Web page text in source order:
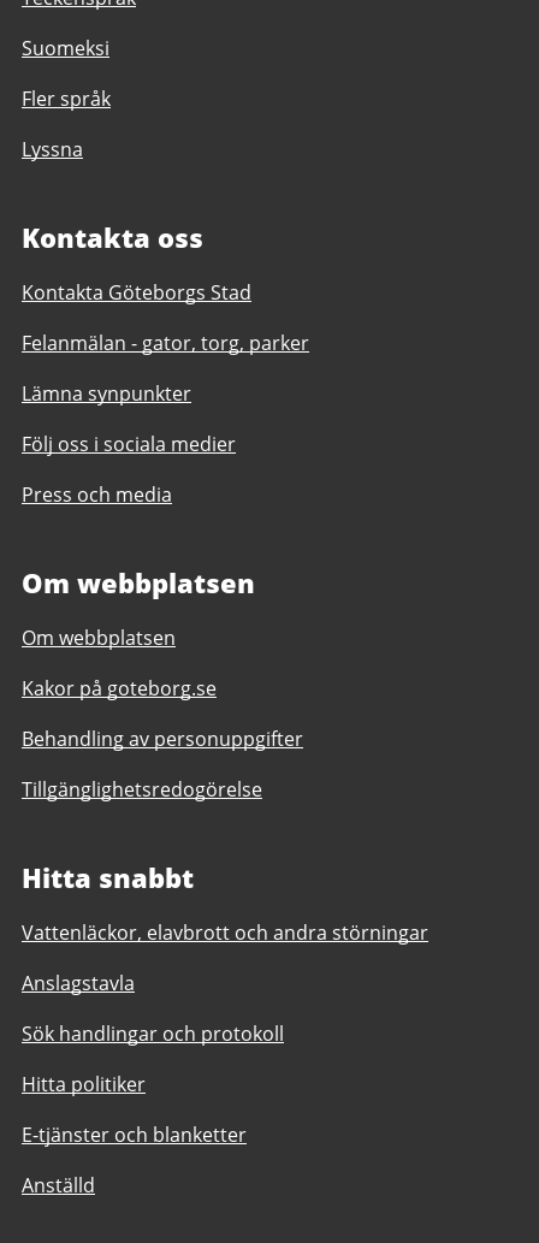
Suomeksi
Fler språk
Lyssna
Kontakta oss
Kontakta Göteborgs Stad
Felanmälan - gator, torg, parker
Lämna synpunkter
Följ oss i sociala medier
Press och media
Om webbplatsen
Om webbplatsen
Kakor på goteborg.se
Behandling av personuppgifter
Tillgänglighetsredogörelse
Hitta snabbt
Vattenläckor, elavbrott och andra störningar
Anslagstavla
Sök handlingar och protokoll
Hitta politiker
E-tjänster och blanketter
Anställd